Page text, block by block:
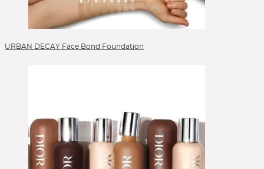
URBAN DECAY Face Bond Foundation